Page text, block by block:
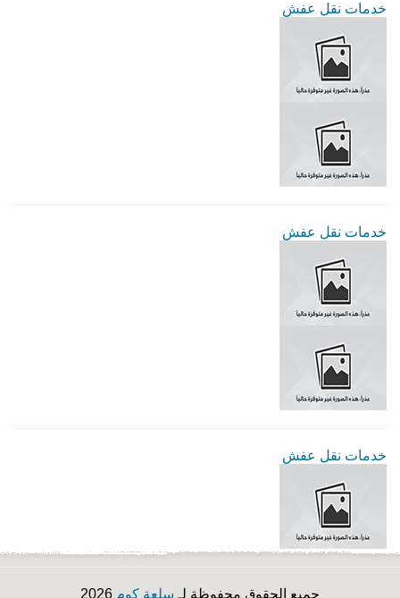
خدمات نقل عفش
خدمات نقل عفش
خدمات نقل عفش
جميع الحقوق محفوظة لـ سلعة كوم